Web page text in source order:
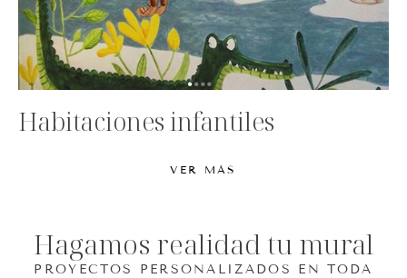
Habitaciones infantiles
VER MÁS
Hagamos realidad tu mural
PROYECTOS PERSONALIZADOS EN TODA